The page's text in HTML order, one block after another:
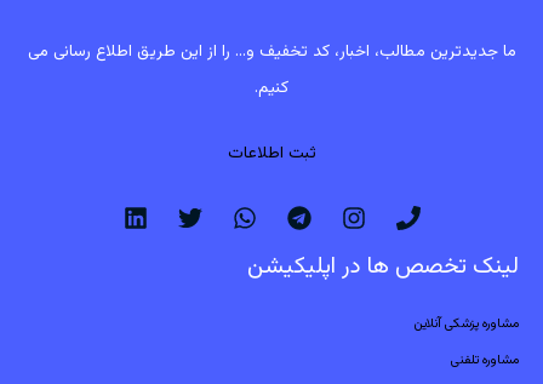
ما جدیدترین مطالب، اخبار، کد تخفیف و... را از این طریق اطلاع رسانی می
کنیم.
ثبت اطلاعات
لینک تخصص ها در اپلیکیشن
مشاوره پزشکی آنلاین
مشاوره تلفنی